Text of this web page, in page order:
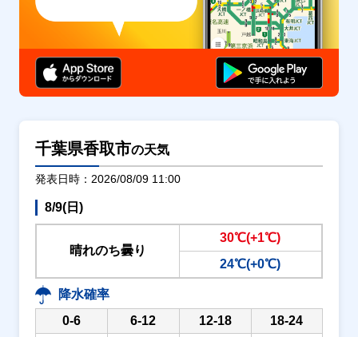
千葉県香取市の天気
発表日時：2026/08/09 11:00
8/9(日)
晴れのち曇り
30℃(+1℃)
24℃(+0℃)
降水確率
0-6
6-12 12-18
18-24